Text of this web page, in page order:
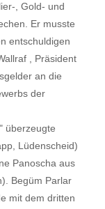
, Gold- und
Er musste
entschuldigen
, Präsident
an die
der
überzeugte
Lüdenscheid)
Panoscha aus
Begüm Parlar
mit dem dritten